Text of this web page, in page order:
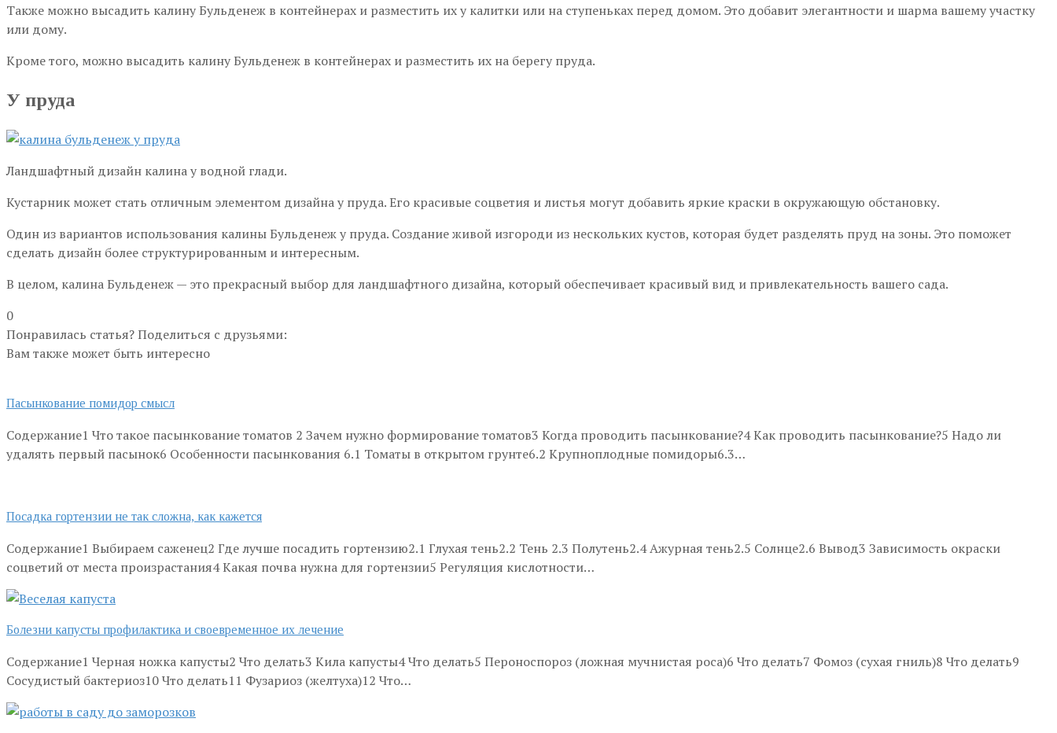
Также можно высадить калину Бульденеж в контейнерах и разместить их у калитки или на ступеньках перед домом. Это добавит элегантности и шарма вашему участку
или дому.
Кроме того, можно высадить калину Бульденеж в контейнерах и разместить их на берегу пруда.
У пруда
Ландшафтный дизайн калина у водной глади.
Кустарник может стать отличным элементом дизайна у пруда. Его красивые соцветия и листья могут добавить яркие краски в окружающую обстановку.
Один из вариантов использования калины Бульденеж у пруда. Создание живой изгороди из нескольких кустов, которая будет разделять пруд на зоны. Это поможет
сделать дизайн более структурированным и интересным.
В целом, калина Бульденеж — это прекрасный выбор для ландшафтного дизайна, который обеспечивает красивый вид и привлекательность вашего сада.
0
Понравилась статья? Поделиться с друзьями:
Вам также может быть интересно
Пасынкование помидор смысл
Содержание1 Что такое пасынкование томатов 2 Зачем нужно формирование томатов3 Когда проводить пасынкование?4 Как проводить пасынкование?5 Надо ли
удалять первый пасынок6 Особенности пасынкования 6.1 Томаты в открытом грунте6.2 Крупноплодные помидоры6.3…
Посадка гортензии не так сложна, как кажется
Содержание1 Выбираем саженец2 Где лучше посадить гортензию2.1 Глухая тень2.2 Тень 2.3 Полутень2.4 Ажурная тень2.5 Солнце2.6 Вывод3 Зависимость окраски
соцветий от места произрастания4 Какая почва нужна для гортензии5 Регуляция кислотности…
Болезни капусты профилактика и своевременное их лечение
Содержание1 Черная ножка капусты2 Что делать3 Кила капусты4 Что делать5 Пероноспороз (ложная мучнистая роса)6 Что делать7 Фомоз (сухая гниль)8 Что делать9
Сосудистый бактериоз10 Что делать11 Фузариоз (желтуха)12 Что…